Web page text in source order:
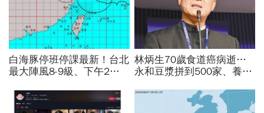
白海豚停班停課最新！台北
最大陣風8-9級、下午2點
為何不放颱風假？蔣萬安發
聲
林炳生70歲食道癌病逝…
永和豆漿拼到500家、養生
期5症狀：高危險因子是它